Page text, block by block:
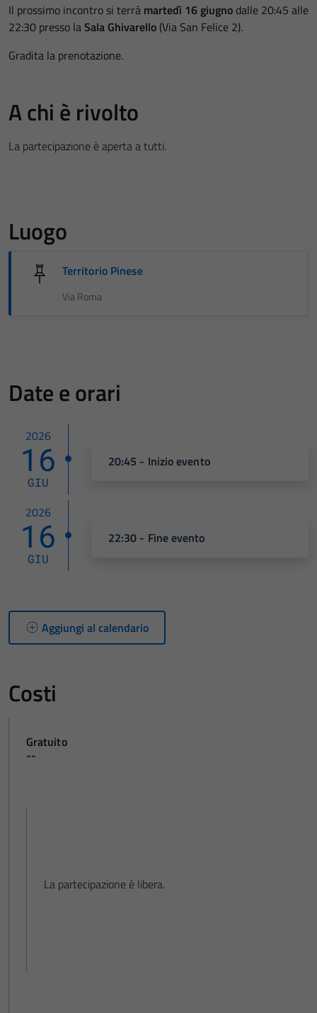
Il prossimo incontro si terrà martedì 16 giugno dalle 20:45 alle
22:30 presso laSala Ghivarello (Via San Felice 2).
Gradita la prenotazione.
A chi è rivolto
La partecipazione è aperta a tutti.
Luogo
Territorio Pinese
Via Roma
Date e orari
2026
16
GIU
20:45 - Inizio evento
2026
16
GIU
22:30 - Fine evento
Aggiungi al calendario
Costi
Gratuito
--
La partecipazione è libera.